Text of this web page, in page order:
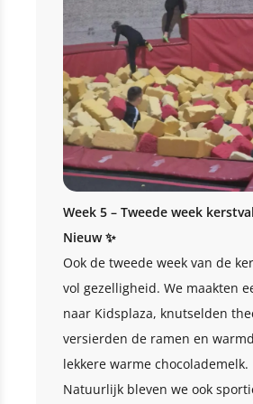
Week 5 – Tweede week
Nieuw ✨
Ook de tweede week van de
vol gezelligheid. We maakten
naar Kidsplaza, knutselden
versierden de ramen en
lekkere warme chocolademelk.
Natuurlijk bleven we ook